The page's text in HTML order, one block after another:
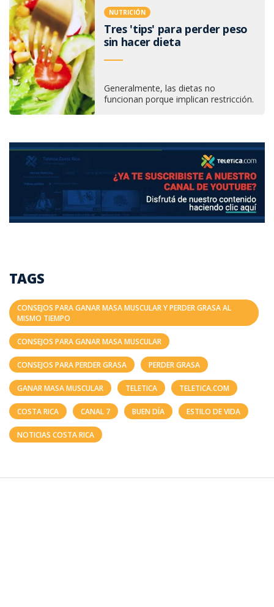
NUTRICIÓN
Tres 'tips' para perder peso
sin hacer dieta
Generalmente, las dietas no
funcionan porque implican restricción.
TAGS
CONSEJOS PARA GANAR MASA MUSCULAR Y PERDER GRASA AL
MISMO TIEMPO
CONSEJOS PARA GANAR MASA MUSCULAR
CONSEJOS PARA PERDER GRASA PERDER GRASA
GANAR MASA MUSCULAR TELETICA TELETICA.COM
COSTA RICA CANAL 7 BUEN DÍA ESTILO DE VIDA
NOTICIAS COSTA RICA